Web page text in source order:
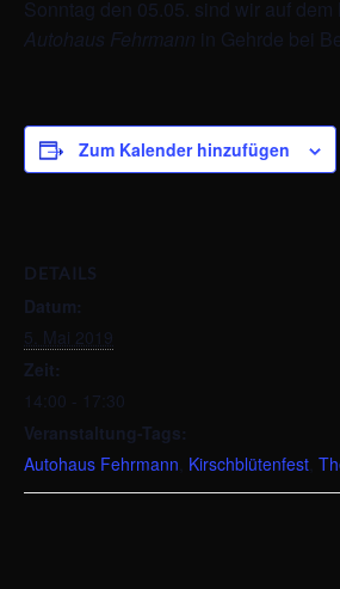
Sonntag den 05.05. sind wir auf
Autohaus Fehrmann in Gehrde bei
Zum Kalender hinzufügen
DETAILS
Datum:
5. Mai 2019
Zeit:
14:00 - 17:30
Veranstaltung-Tags:
Autohaus Fehrmann Kirschblütenfest